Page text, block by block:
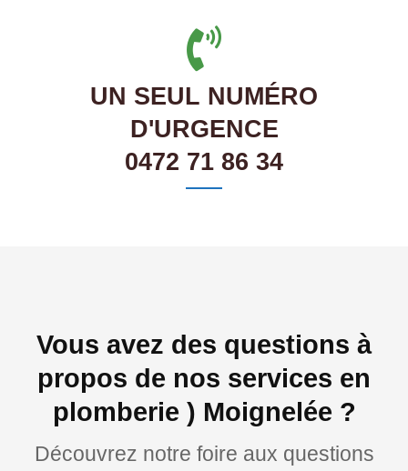
UN SEUL NUMÉRO
D'URGENCE
0472 71 86 34
Vous avez des questions à
propos de nos services en
plomberie ) Moignelée ?
Découvrez notre foire aux questions